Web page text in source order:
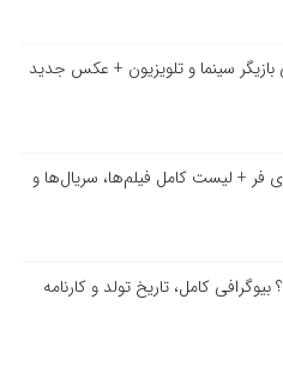
بازیگر سینما و تلویزیون + عکس جدید
فر + لیست کامل فیلم‌ها، سریال‌ها و
کامل، تاریخ تولد و کارنامه